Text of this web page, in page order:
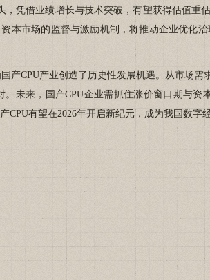
借业绩增长与技术突破，有望获得估值重
本市场的监督与激励机制，将推动企业优化
CPU产业创造了历史性发展机遇。从市场需
未来，国产CPU企业需抓住涨价窗口期与
有望在2026年开启新纪元，成为我国数字